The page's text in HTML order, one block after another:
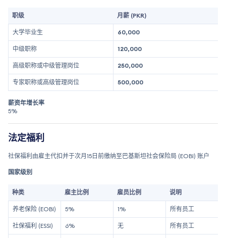
职级 月薪 (PKR)
大学毕业生 60,000
中级职称 120,000
高级职称或中级管理岗位 250,000
专家职称或高级管理岗位 500,000
薪资年增长率
5%
法定福利
社保福利由雇主代扣并于次月15日前缴纳至巴基斯坦社会保险局 (EOBI) 账户
国家级别
种类 雇主比例 雇员比例 说明
养老保险 (EOBI) 5% 1% 所有员工
社保福利 (ESSI) 6% 无 所有员工